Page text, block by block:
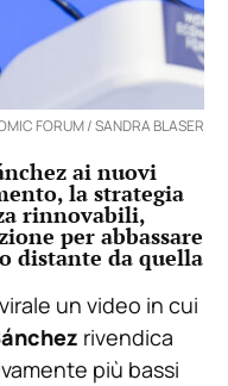
FORUM / SANDRA BLASER
ai nuovi
la strategia
rinnovabili,
per abbassare
distante da quella
un video in cui
rivendica
più bassi